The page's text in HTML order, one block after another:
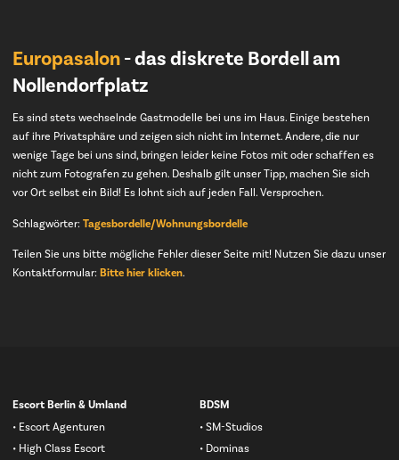
Europasalon- das diskrete Bordell am
Nollendorfplatz
Es sind stets wechselnde Gastmodelle bei uns im Haus. Einige bestehen
auf ihre Privatsphäre und zeigen sich nicht im Internet. Andere, die nur
wenige Tage bei uns sind, bringen leider keine Fotos mit oder schaffen es
nicht zum Fotografen zu gehen. Deshalb gilt unser Tipp, machen Sie sich
vor Ort selbst ein Bild! Es lohnt sich auf jeden Fall. Versprochen.
Schlagwörter: Tagesbordelle/Wohnungsbordelle
Teilen Sie uns bitte mögliche Fehler dieser Seite mit! Nutzen Sie dazu unser
Kontaktformular: Bitte hier klicken.
Navigation
Escort Berlin & Umland
Escort Agenturen
High Class Escort
BDSM
SM-Studios
Dominas